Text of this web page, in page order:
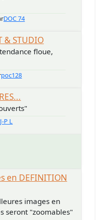
DOC 74
& STUDIO
floue,
poc128
J-P L
en DEFINITION
images en
seront "zoomables"